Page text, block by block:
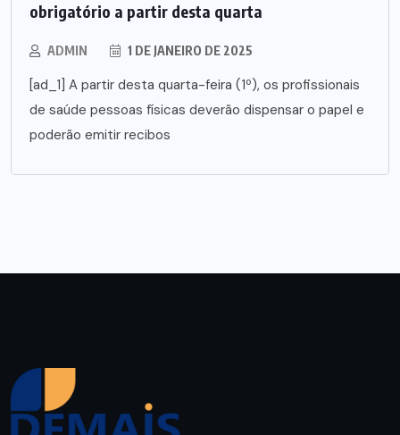
obrigatório a partir desta quarta
ADMIN 1 DE JANEIRO DE 2025
[ad_1] A partir desta quarta-feira (1º), os profissionais
de saúde pessoas físicas deverão dispensar o papel e
poderão emitir recibos